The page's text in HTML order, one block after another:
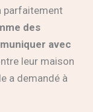
parfaitement
des
avec
leur maison
a demandé à